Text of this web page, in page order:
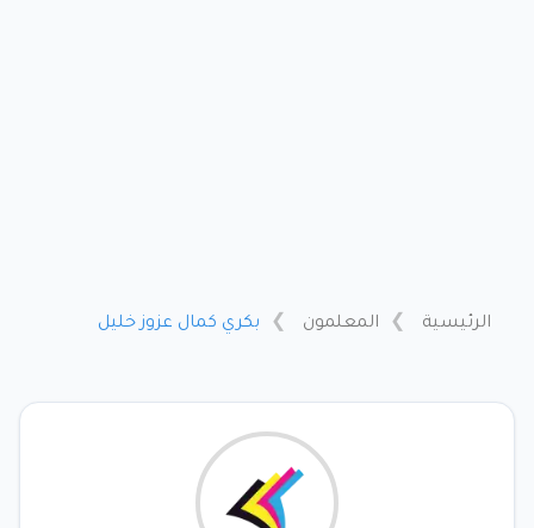
الرئيسية المعلمون بكري كمال عزوز خليل